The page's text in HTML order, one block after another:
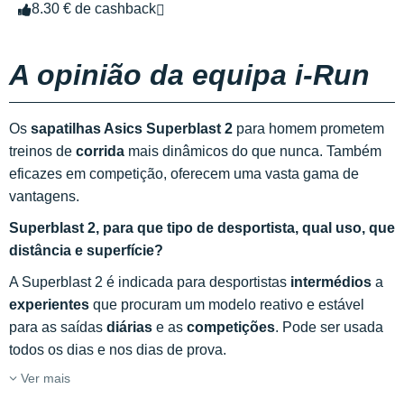
8.30 € de cashback
A opinião da equipa i-Run
Os sapatilhas Asics Superblast 2 para homem prometem
treinos de corrida mais dinâmicos do que nunca. Também
eficazes em competição, oferecem uma vasta gama de
vantagens.
Superblast 2, para que tipo de desportista, qual uso, que
distância e superfície?
A Superblast 2 é indicada para desportistas intermédios a
experientes que procuram um modelo reativo e estável
para as saídas diárias e as competições. Pode ser usada
todos os dias e nos dias de prova.
Ver mais